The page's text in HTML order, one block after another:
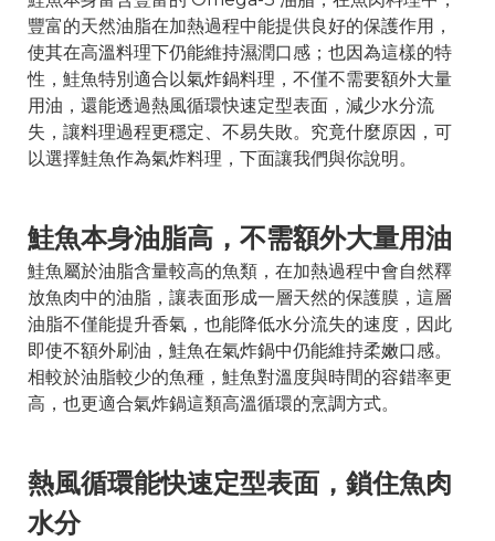
豐富的天然油脂在加熱過程中能提供良好的保護作用，
使其在高溫料理下仍能維持濕潤口感；也因為這樣的特
性，鮭魚特別適合以氣炸鍋料理，不僅不需要額外大量
用油，還能透過熱風循環快速定型表面，減少水分流
失，讓料理過程更穩定、不易失敗。究竟什麼原因，可
以選擇鮭魚作為氣炸料理，下面讓我們與你說明。
鮭魚本身油脂高，不需額外大量用油
鮭魚屬於油脂含量較高的魚類，在加熱過程中會自然釋
放魚肉中的油脂，讓表面形成一層天然的保護膜，這層
油脂不僅能提升香氣，也能降低水分流失的速度，因此
即使不額外刷油，鮭魚在氣炸鍋中仍能維持柔嫩口感。
相較於油脂較少的魚種，鮭魚對溫度與時間的容錯率更
高，也更適合氣炸鍋這類高溫循環的烹調方式。
熱風循環能快速定型表面，鎖住魚肉
水分